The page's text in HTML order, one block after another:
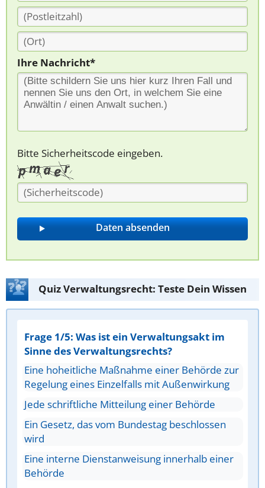
Ihre Nachricht*
Bitte Sicherheitscode eingeben.
Quiz Verwaltungsrecht: Teste Dein Wissen
Frage 1/5: Was ist ein Verwaltungsakt im
Sinne des Verwaltungsrechts?
Eine hoheitliche Maßnahme einer Behörde zur
Regelung eines Einzelfalls mit Außenwirkung
Jede schriftliche Mitteilung einer Behörde
Ein Gesetz, das vom Bundestag beschlossen
wird
Eine interne Dienstanweisung innerhalb einer
Behörde